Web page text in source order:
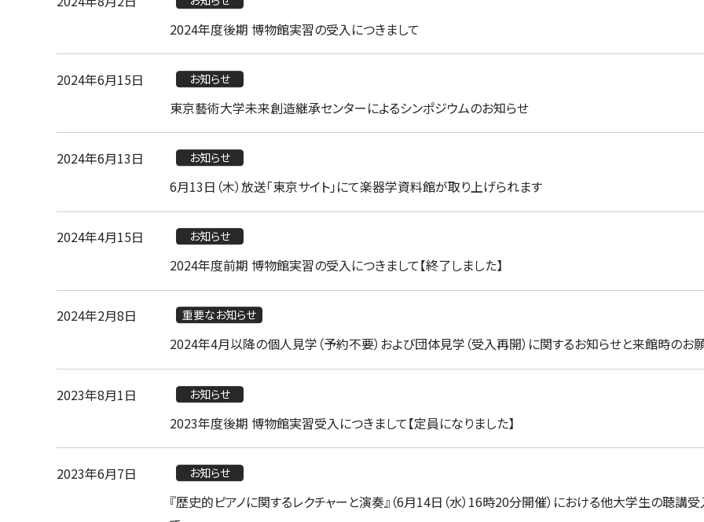
2024年度後期 博物館実習の受入につきまして
2024年6月15日 お知らせ
東京藝術大学未来創造継承センターによるシンポジウムのお知らせ
2024年6月13日 お知らせ
6月13日（木）放送「東京サイト」にて楽器学資料館が取り上げられます
2024年4月15日 お知らせ
2024年度前期 博物館実習の受入につきまして【終了しました】
2024年2月8日 重要なお知らせ
2024年4月以降の個人見学（予約不要）および団体見学（受入再開）に関するお知らせと来館時のお
2023年8月1日 お知らせ
2023年度後期 博物館実習受入につきまして【定員になりました】
2023年6月7日 お知らせ
『歴史的ピアノに関するレクチャーと演奏』（6月14日（水）16時20分開催）における他大学生の聴講